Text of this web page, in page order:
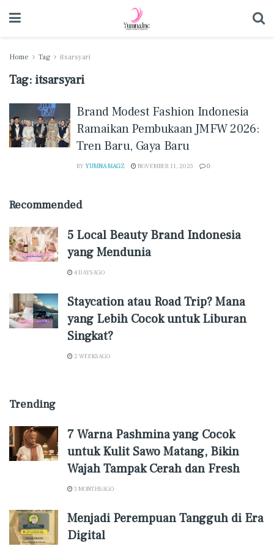
Home Tag itsarsyari
Tag: itsarsyari
Brand Modest Fashion Indonesia
Ramaikan Pembukaan JMFW 2026:
Tren Baru, Gaya Baru
BY YUMNA MAGZ NOVEMBER 11, 2025 0
Recommended
5 Local Beauty Brand Indonesia
yang Mendunia
4 DAYS AGO
Staycation atau Road Trip? Mana
yang Lebih Cocok untuk Liburan
Singkat?
2 WEEKS AGO
Trending
7 Warna Pashmina yang Cocok
untuk Kulit Sawo Matang, Bikin
Wajah Tampak Cerah dan Fresh
3 MONTHS AGO
Menjadi Perempuan Tangguh di Era
Digital